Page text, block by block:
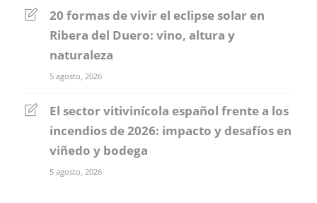
20 formas de vivir el eclipse solar en
Ribera del Duero: vino, altura y
naturaleza
5 agosto, 2026
El sector vitivinícola español frente a los
incendios de 2026: impacto y desafíos en
viñedo y bodega
5 agosto, 2026